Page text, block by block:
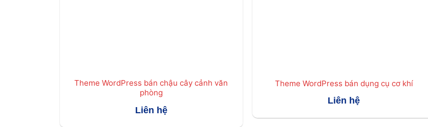
Theme WordPress bán chậu cây cảnh văn
phòng
Liên hệ
Theme WordPress bán dụng cụ cơ khí
Liên hệ